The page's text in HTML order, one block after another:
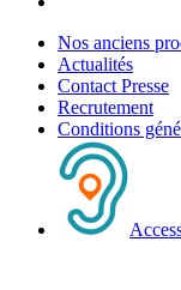
Nos anciens
Actualités
Contact Presse
Recrutement
Conditions